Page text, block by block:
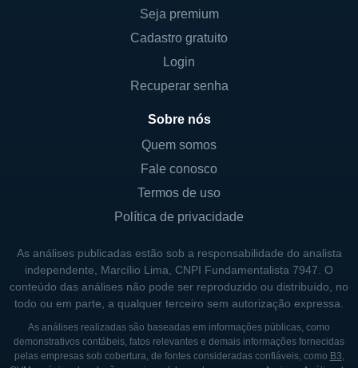
Seja premium
Cadastro gratuito
Login
Recuperar senha
Sobre nós
Quem somos
Fale conosco
Termos de uso
Política de privacidade
As análises publicadas estão sob a responsabilidade do analista
independente, Marcílio Lima, CNPI Fundamentalista 7947. O
conteúdo das análises não pode ser reproduzido ou distribuído, no
todo ou em parte, a qualquer terceiro sem autorização expressa.
As análises realizadas são baseadas em informações públicas, como
demonstrativos contábeis, fatos relevantes e demais informações fornecidas
pelas empresas sob cobertura, de fontes consideradas confiáveis, como B3,